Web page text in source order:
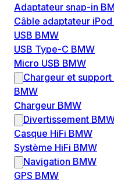
Adaptateur snap-in
Câble adaptateur
USB BMW
USB Type-C BMW
Micro USB BMW
Chargeur et
BMW
Chargeur BMW
Divertissement
Casque HiFi BMW
Système HiFi BMW
Navigation BMW
GPS BMW